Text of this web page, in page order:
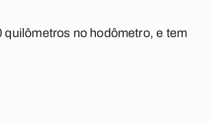
quilômetros no hodômetro, e tem